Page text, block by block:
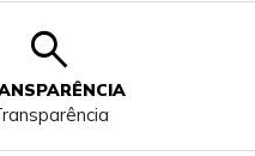
search